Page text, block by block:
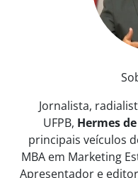
Jornalista,
UFPB, Hermes
principais veículos
MBA em Marketing
Apresentador e